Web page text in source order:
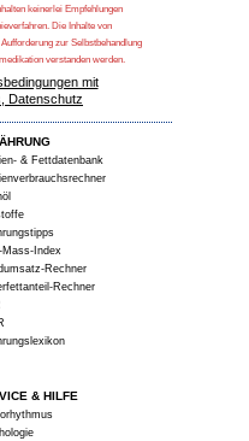
keinerlei Empfehlungen
Die Inhalte von
zur Selbstbehandlung
verstanden werden.
mit
Datenschutz
& Fettdatenbank
Mass-Index
Rechner
Rechner
& HILFE